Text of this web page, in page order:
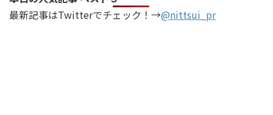
最新記事はTwitterでチェック！→@nittsui_pr